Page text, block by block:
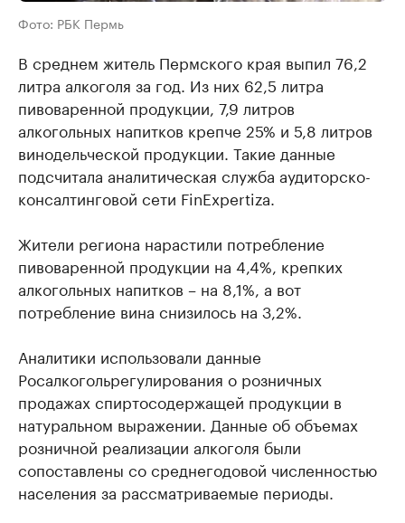
Фото: РБК Пермь
В среднем житель Пермского края выпил 76,2
литра алкоголя за год. Из них 62,5 литра
пивоваренной продукции, 7,9 литров
алкогольных напитков крепче 25% и 5,8 литров
винодельческой продукции. Такие данные
подсчитала аналитическая служба аудиторско-
консалтинговой сети FinExpertiza.
Жители региона нарастили потребление
пивоваренной продукции на 4,4%, крепких
алкогольных напитков – на 8,1%, а вот
потребление вина снизилось на 3,2%.
Аналитики использовали данные
Росалкогольрегулирования о розничных
продажах спиртосодержащей продукции в
натуральном выражении. Данные об объемах
розничной реализации алкоголя были
сопоставлены со среднегодовой численностью
населения за рассматриваемые периоды.